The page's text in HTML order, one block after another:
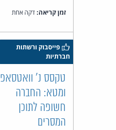
זמן קריאה:דקה אחת
פייסבוק ורשתות
חברתיות
טקסס נ' וואטסאפ
ומטא: החברה
חשופה לתוכן
המסרים